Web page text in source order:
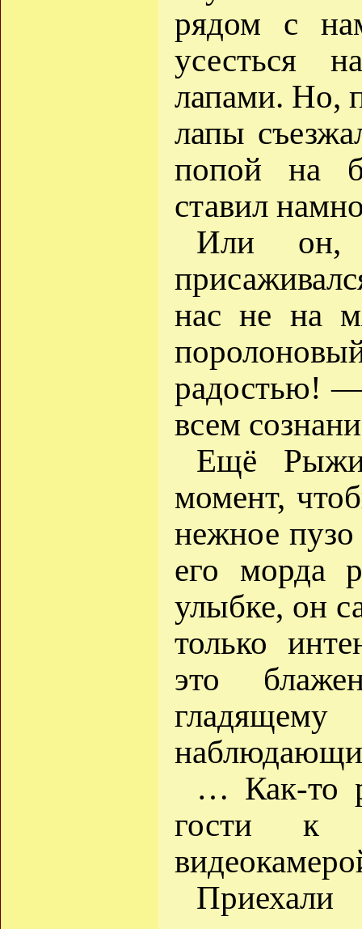
рядом с
усесться
лапами. Но,
лапы
попой на
ставил
Или он,
нас не на
радостью!
всем
Ещё
момент,
нежное
его морда
улыбке, он
только
это
… Как-то
гости к